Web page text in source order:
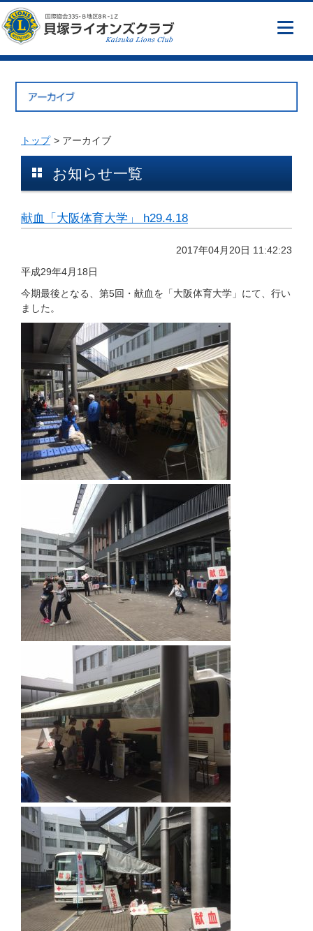
トップ > アーカイブ
お知らせ一覧
献血「大阪体育大学」 h29.4.18
2017年04月20日 11:42:23
平成29年4月18日
今期最後となる、第5回・献血を「大阪体育大学」にて、行い
ました。